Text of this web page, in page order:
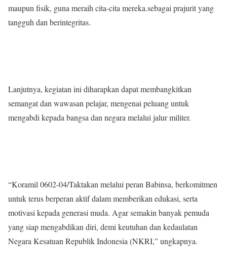
maupun fisik, guna meraih cita-cita mereka.sebagai prajurit yang
tangguh dan berintegritas.
Lanjutnya, kegiatan ini diharapkan dapat membangkitkan
semangat dan wawasan pelajar, mengenai peluang untuk
mengabdi kepada bangsa dan negara melalui jalur militer.
“Koramil 0602-04/Taktakan melalui peran Babinsa, berkomitmen
untuk terus berperan aktif dalam memberikan edukasi, serta
motivasi kepada generasi muda. Agar semakin banyak pemuda
yang siap mengabdikan diri, demi keutuhan dan kedaulatan
Negara Kesatuan Republik Indonesia (NKRI,” ungkapnya.